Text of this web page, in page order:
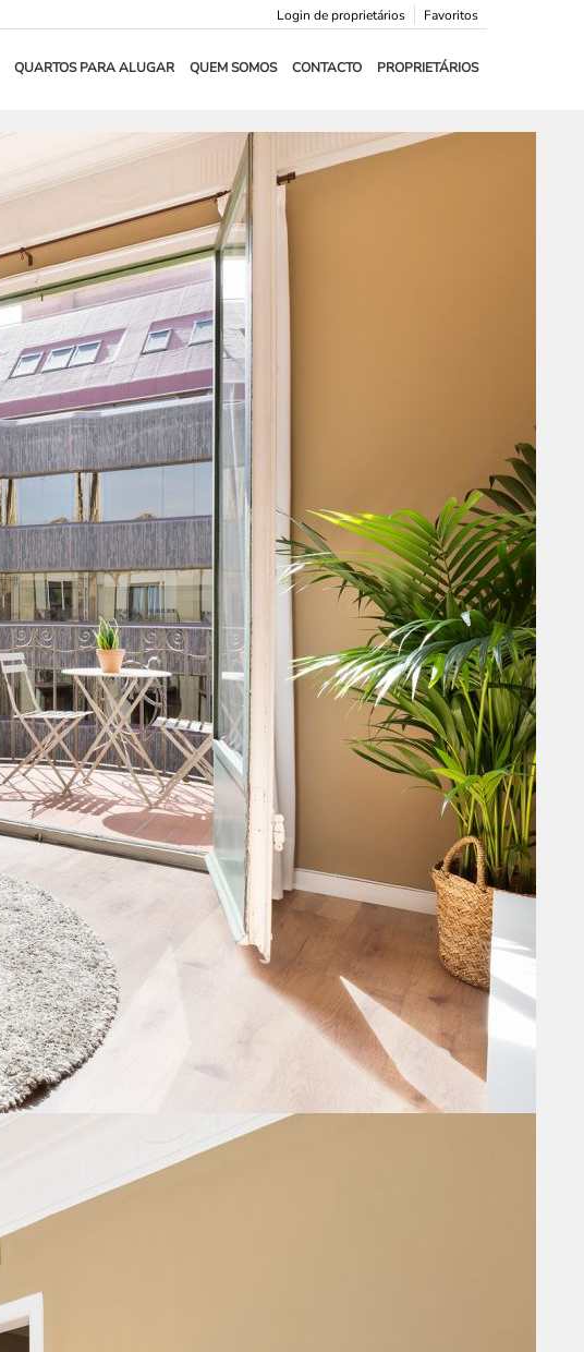
Favoritos
Login de proprietários
QUARTOS PARA ALUGAR QUEM SOMOS CONTACTO PROPRIETÁRIOS